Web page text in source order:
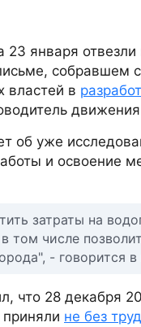
января
собравшем
властей в
об уже
и освоение
затраты на
том числе
- говорится
что 28 декабря
не без